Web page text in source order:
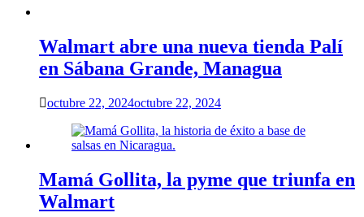
Walmart abre una nueva tienda Palí
en Sábana Grande, Managua
octubre 22, 2024octubre 22, 2024
Mamá Gollita, la pyme que triunfa en
Walmart